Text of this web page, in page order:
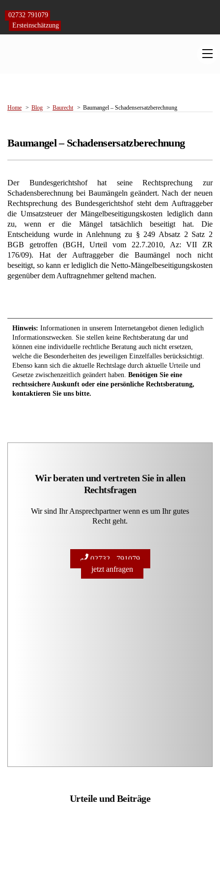
content
02732 791079
Ersteinschätzung
Home Blog Baurecht Baumangel – Schadensersatzberechnung
Baumangel – Schadensersatzberechnung
Der Bundesgerichtshof hat seine Rechtsprechung zur
Schadensberechnung bei Baumängeln geändert. Nach der neuen
Rechtsprechung des Bundesgerichtshof steht dem Auftraggeber
die Umsatzsteuer der Mängelbeseitigungskosten lediglich dann
zu, wenn er die Mängel tatsächlich beseitigt hat. Die
Entscheidung wurde in Anlehnung zu § 249 Absatz 2 Satz 2
BGB getroffen (BGH, Urteil vom 22.7.2010, Az: VII ZR
176/09). Hat der Auftraggeber die Baumängel noch nicht
beseitigt, so kann er lediglich die Netto-Mängelbeseitigungskosten
gegenüber dem Auftragnehmer geltend machen.
Hinweis: Informationen in unserem Internetangebot dienen lediglich
Informationszwecken. Sie stellen keine Rechtsberatung dar und
können eine individuelle rechtliche Beratung auch nicht ersetzen,
welche die Besonderheiten des jeweiligen Einzelfalles berücksichtigt.
Ebenso kann sich die aktuelle Rechtslage durch aktuelle Urteile und
Gesetze zwischenzeitlich geändert haben. Benötigen Sie eine
rechtssichere Auskunft oder eine persönliche Rechtsberatung,
kontaktieren Sie uns bitte.
Wir beraten und vertreten Sie in allen
Rechtsfragen
Wir sind Ihr Ansprechpartner wenn es um Ihr gutes
Recht geht.
02732 - 791079
jetzt anfragen
Urteile und Beiträge